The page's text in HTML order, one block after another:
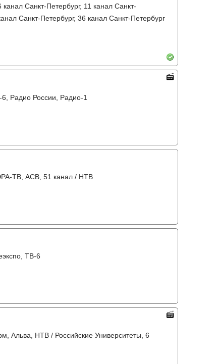
Санкт-Петербург, 11 канал Санкт-
Санкт-Петербург, 36 канал Санкт-Петербург
Радио России, Радио-1
ТВ, АСВ, 51 канал / НТВ
ТВ-6
Альва, НТВ / Российские Университеты, 6